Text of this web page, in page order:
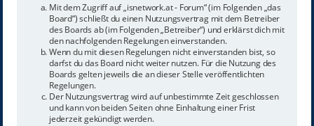
Mit dem Zugriff auf „isnetwork.at - Forum“ (im Folgenden „das
Board“) schließt du einen Nutzungsvertrag mit dem Betreiber
des Boards ab (im Folgenden „Betreiber“) und erklärst dich mit
den nachfolgenden Regelungen einverstanden.
Wenn du mit diesen Regelungen nicht einverstanden bist, so
darfst du das Board nicht weiter nutzen. Für die Nutzung des
Boards gelten jeweils die an dieser Stelle veröffentlichten
Regelungen.
Der Nutzungsvertrag wird auf unbestimmte Zeit geschlossen
und kann von beiden Seiten ohne Einhaltung einer Frist
jederzeit gekündigt werden.